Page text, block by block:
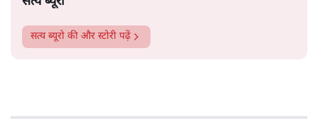
सत्य ब्यूरो की और स्टोरी पढ़ें